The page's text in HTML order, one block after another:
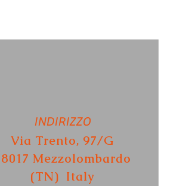
INDIRIZZO
Via Trento, 97/G
Mezzolombardo
(TN) Italy